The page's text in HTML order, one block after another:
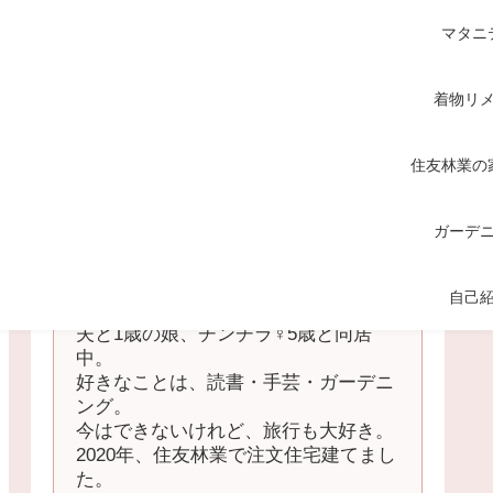
マタニ
着物リ
住友林業の
ガーデ
自己
夫と1歳の娘、チンチラ♀5歳と同居
中。
好きなことは、読書・手芸・ガーデニ
ング。
今はできないけれど、旅行も大好き。
2020年、住友林業で注文住宅建てまし
た。